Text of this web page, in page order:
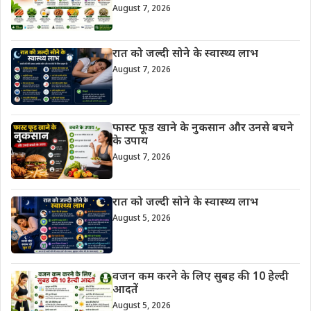
August 7, 2026
रात को जल्दी सोने के स्वास्थ्य लाभ
August 7, 2026
फास्ट फूड खाने के नुकसान और उनसे बचने
के उपाय
August 7, 2026
रात को जल्दी सोने के स्वास्थ्य लाभ
August 5, 2026
वजन कम करने के लिए सुबह की 10 हेल्दी
आदतें
August 5, 2026